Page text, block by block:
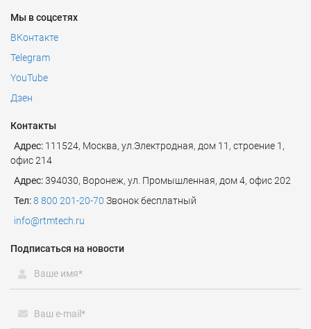
Мы в соцсетях
ВКонтакте
Telegram
YouTube
Дзен
Контакты
Адрес: 111524, Москва, ул.Электродная, дом 11, строение 1,
офис 214
Адрес:394030, Воронеж, ул. Промышленная, дом 4, офис 202
Тел:8 800 201-20-70 Звонок бесплатный
info@rtmtech.ru
Подписаться на новости